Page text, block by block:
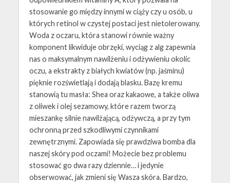
stosowanie go między innymi w ciąży czy u osób, u
których retinol w czystej postaci jest nietolerowany.
Woda z oczaru, która stanowi równie ważny
komponent likwiduje obrzęki, wyciąg z alg zapewnia
nas o maksymalnym nawilżeniu i odżywieniu okolic
oczu, a ekstrakty z białych kwiatów (np. jaśminu)
pięknie rozświetlają i dodają blasku. Bazę kremu
stanowią tu masła: Shea oraz kakaowe, a także oliwa
z oliwek i olej sezamowy, które razem tworzą
mieszankę silnie nawilżającą, odżywczą, a przy tym
ochronną przed szkodliwymi czynnikami
zewnętrznymi. Zapowiada się prawdziwa bomba dla
naszej skóry pod oczami! Możecie bez problemu
stosować go dwa razy dziennie… i jedynie
obserwować, jak zmieni się Wasza skóra. Bardzo,